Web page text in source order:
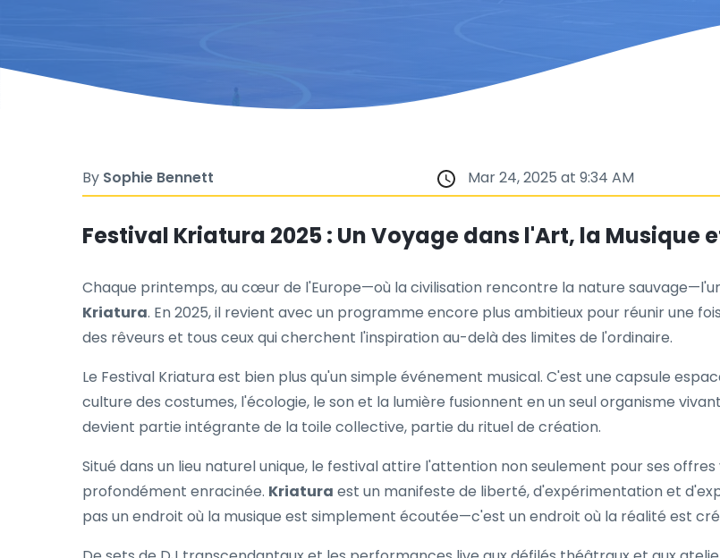
By Sophie Bennett Mar 24, 2025 at 9:34 AM
Festival Kriatura 2025 : Un Voyage dans l'Art, la Musique
Chaque printemps, au cœur de l'Europe—où la civilisation rencontre la nature
Kriatura. En 2025, il revient avec un programme encore plus ambitieux pour réunir une
des rêveurs et tous ceux qui cherchent l'inspiration au-delà des limites de l'ordinaire.
Le Festival Kriatura est bien plus qu'un simple événement musical. C'est une capsule
culture des costumes, l'écologie, le son et la lumière fusionnent en un seul organisme
devient partie intégrante de la toile collective, partie du rituel de création.
Situé dans un lieu naturel unique, le festival attire l'attention non seulement pour ses
profondément enracinée. Kriatura est un manifeste de liberté, d'expérimentation et
pas un endroit où la musique est simplement écoutée—c'est un endroit où la réalité est